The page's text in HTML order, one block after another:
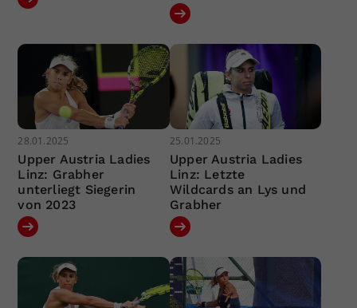
28.01.2025
Upper Austria Ladies
Linz: Grabher
unterliegt Siegerin
von 2023
25.01.2025
Upper Austria Ladies
Linz: Letzte
Wildcards an Lys und
Grabher